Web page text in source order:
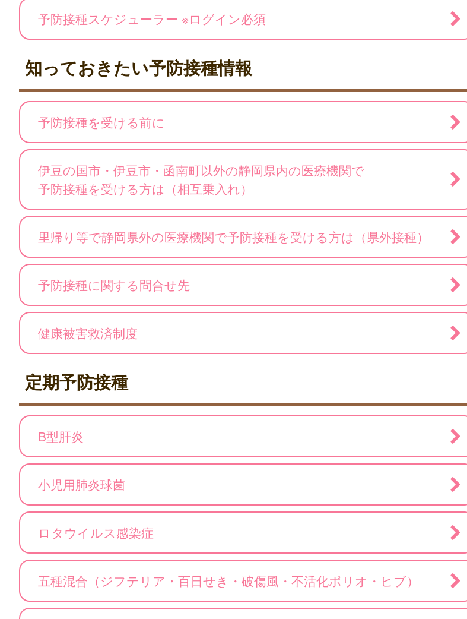
予防接種スケジューラー ※ログイン必須
知っておきたい予防接種情報
予防接種を受ける前に
伊豆の国市・伊豆市・函南町以外の静岡県内の医療機関で
予防接種を受ける方は（相互乗入れ）
里帰り等で静岡県外の医療機関で予防接種を受ける方は（県外接種）
予防接種に関する問合せ先
健康被害救済制度
定期予防接種
B型肝炎
小児用肺炎球菌
ロタウイルス感染症
五種混合（ジフテリア・百日せき・破傷風・不活化ポリオ・ヒブ）